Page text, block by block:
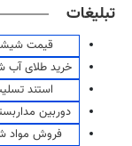
تبلیغات
قیمت
خرید طلای آب
استند
دوربین
فروش مواد